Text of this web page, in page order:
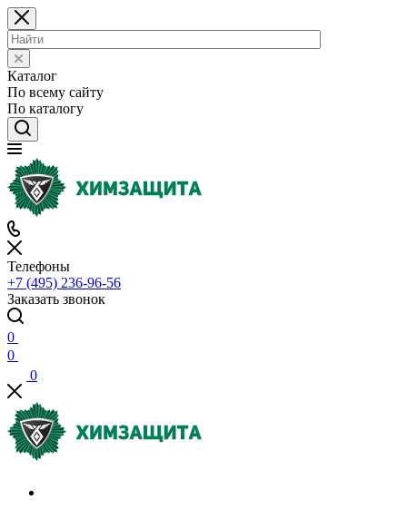
Каталог
По всему сайту
По каталогу
Телефоны
+7 (495) 236-96-56
Заказать звонок
0
0
0